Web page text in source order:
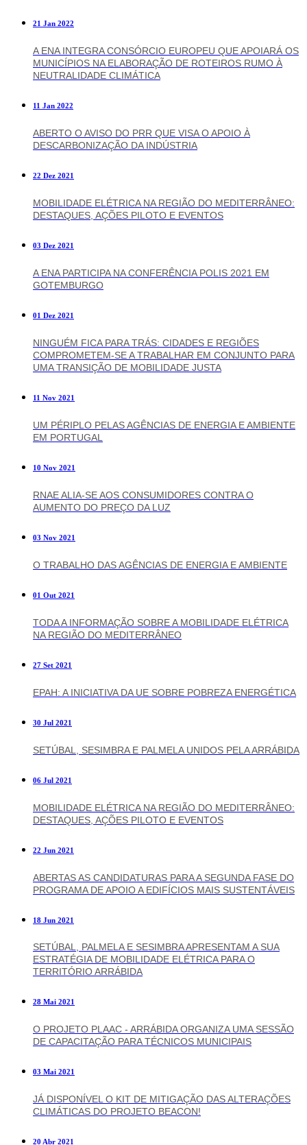
21 Jan 2022
A ENA INTEGRA CONSÓRCIO EUROPEU QUE APOIARÁ OS
MUNICÍPIOS NA ELABORAÇÃO DE ROTEIROS RUMO À
NEUTRALIDADE CLIMÁTICA
11 Jan 2022
ABERTO O AVISO DO PRR QUE VISA O APOIO À
DESCARBONIZAÇÃO DA INDÚSTRIA
22 Dez 2021
MOBILIDADE ELÉTRICA NA REGIÃO DO MEDITERRÂNEO:
DESTAQUES, AÇÕES PILOTO E EVENTOS
03 Dez 2021
A ENA PARTICIPA NA CONFERÊNCIA POLIS 2021 EM
GOTEMBURGO
01 Dez 2021
NINGUÉM FICA PARA TRÁS: CIDADES E REGIÕES
COMPROMETEM-SE A TRABALHAR EM CONJUNTO PARA
UMA TRANSIÇÃO DE MOBILIDADE JUSTA
11 Nov 2021
UM PÉRIPLO PELAS AGÊNCIAS DE ENERGIA E AMBIENTE
EM PORTUGAL
10 Nov 2021
RNAE ALIA-SE AOS CONSUMIDORES CONTRA O
AUMENTO DO PREÇO DA LUZ
03 Nov 2021
O TRABALHO DAS AGÊNCIAS DE ENERGIA E AMBIENTE
01 Out 2021
TODA A INFORMAÇÃO SOBRE A MOBILIDADE ELÉTRICA
NA REGIÃO DO MEDITERRÂNEO
27 Set 2021
EPAH: A INICIATIVA DA UE SOBRE POBREZA ENERGÉTICA
30 Jul 2021
SETÚBAL, SESIMBRA E PALMELA UNIDOS PELA ARRÁBIDA
06 Jul 2021
MOBILIDADE ELÉTRICA NA REGIÃO DO MEDITERRÂNEO:
DESTAQUES, AÇÕES PILOTO E EVENTOS
22 Jun 2021
ABERTAS AS CANDIDATURAS PARA A SEGUNDA FASE DO
PROGRAMA DE APOIO A EDIFÍCIOS MAIS SUSTENTÁVEIS
18 Jun 2021
SETÚBAL, PALMELA E SESIMBRA APRESENTAM A SUA
ESTRATÉGIA DE MOBILIDADE ELÉTRICA PARA O
TERRITÓRIO ARRÁBIDA
28 Mai 2021
O PROJETO PLAAC - ARRÁBIDA ORGANIZA UMA SESSÃO
DE CAPACITAÇÃO PARA TÉCNICOS MUNICIPAIS
03 Mai 2021
JÁ DISPONÍVEL O KIT DE MITIGAÇÃO DAS ALTERAÇÕES
CLIMÁTICAS DO PROJETO BEACON!
20 Abr 2021